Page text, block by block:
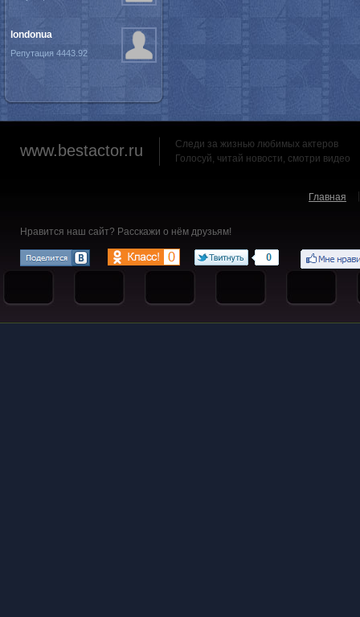
londonua
Репутация 4443.92
www.bestactor.ru
Следи за жизнью любимых актеров
Голосуй, читай новости, смотри видео
Главная
Нравится наш сайт? Расскажи о нём друзьям!